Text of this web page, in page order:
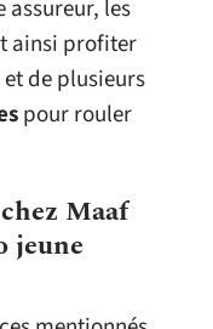
assureur, les
ainsi profiter
et de plusieurs
pour rouler
Maaf
jeune